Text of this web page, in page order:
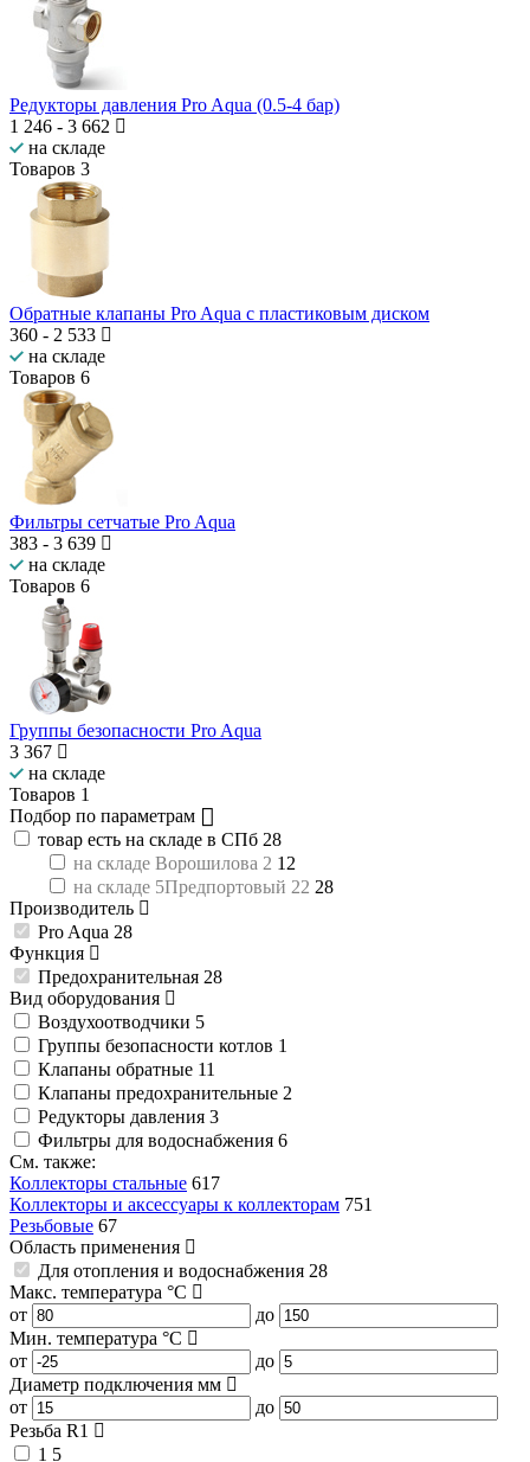
Редукторы давления Pro Aqua (0.5-4 бар)
1 246 - 3 662
на складе
Товаров 3
Обратные клапаны Pro Aqua c пластиковым диском
360 - 2 533
на складе
Товаров 6
Фильтры сетчатые Pro Aqua
383 - 3 639
на складе
Товаров 6
Группы безопасности Pro Aqua
3 367
на складе
Товаров 1
Подбор по параметрам
товар есть на складе в СПб 28
на складе Ворошилова 2 12
на складе 5Предпортовый 22 28
Производитель
Pro Aqua 28
Функция
Предохранительная 28
Вид оборудования
Воздухоотводчики 5
Группы безопасности котлов 1
Клапаны обратные 11
Клапаны предохранительные 2
Редукторы давления 3
Фильтры для водоснабжения 6
См. также:
Коллекторы стальные 617
Коллекторы и аксессуары к коллекторам 751
Резьбовые 67
Область применения
Для отопления и водоснабжения 28
Макс. температура °C
от
до
Мин. температура °C
от
до
Диаметр подключения мм
от
до
Резьба R1
1 5